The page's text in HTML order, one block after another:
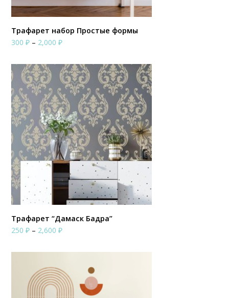
Трафарет набор Простые формы
300₽ – 2,000₽Диапазон
300 ₽
–
2,000 ₽
Трафарет “Дамаск Бадра”
250₽ – 2,600₽Диапазон
250 ₽
2,600 ₽